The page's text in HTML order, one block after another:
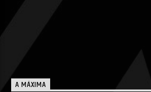
A MÁXIMA